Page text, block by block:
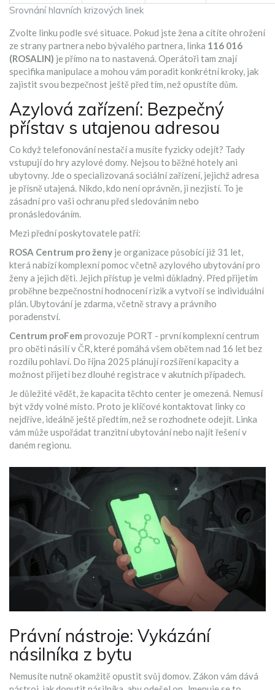
Srovnání hlavních krizových linek
Zvolte linku podle své situace. Pokud jste žena a cítíte ohrožení
ze strany partnera nebo bývalého partnera, linka 116 016
(ROSALIN) je přímo na to nastavená. Operátoři tam znají
specifika manipulace a mohou vám poradit konkrétní kroky, jak
zajistit svou bezpečnost ještě před tím, než opustíte dům.
Azylová zařízení: Bezpečný
přístav s utajenou adresou
Co když telefonování nestačí a musíte fyzicky odejít? Tady
vstupují do hry azylové domy. Nejsou to běžné hotely ani
ubytovny. Jde o specializovaná sociální zařízení, jejichž adresa
je přísně utajená. Nikdo, kdo není oprávněn, ji nezjistí. To je
zásadní pro vaši ochranu před sledováním nebo
pronásledováním.
Mezi přední poskytovatele patří:
ROSA Centrum pro ženy je organizace působící již 31 let,
která nabízí komplexní pomoc včetně azylového ubytování pro
ženy a jejich děti. Jejich přístup je velmi důkladný. Před přijetím
proběhne bezpečnostní hodnocení rizik a vytvoří se individuální
plán. Ubytování je zdarma, včetně stravy a právního
poradenství.
Centrum proFem provozuje PORT - první komplexní centrum
pro oběti násilí v ČR, které pomáhá všem obětem nad 16 let bez
rozdílu pohlaví. Do října 2025 plánují rozšíření kapacity a
možnost přijetí bez dlouhé registrace v akutních případech.
Je důležité vědět, že kapacita těchto center je omezená. Nemusí
být vždy volné místo. Proto je klíčové kontaktovat linky co
nejdříve, ideálně ještě předtím, než se rozhodnete odejít. Linka
vám může uspořádat tranzitní ubytování nebo najít řešení v
daném regionu.
Právní nástroje: Vykázání
násilníka z bytu
Nemusíte nutně okamžitě opustit svůj domov. Zákon vám dává